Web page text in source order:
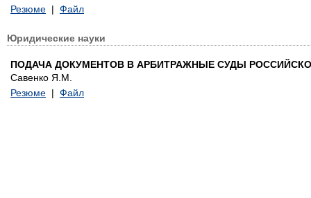
Резюме | Файл
Юридические науки
ПОДАЧА ДОКУМЕНТОВ В АРБИТРАЖНЫЕ СУДЫ
Савенко Я.М.
Резюме | Файл